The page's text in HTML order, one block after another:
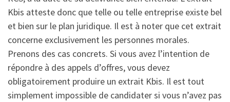
Kbis atteste donc que telle ou telle entreprise existe bel
et bien sur le plan juridique. Il est à noter que cet extrait
concerne exclusivement les personnes morales.
Prenons des cas concrets. Si vous avez l’intention de
répondre à des appels d’offres, vous devez
obligatoirement produire un extrait Kbis. Il est tout
simplement impossible de candidater si vous n’avez pas